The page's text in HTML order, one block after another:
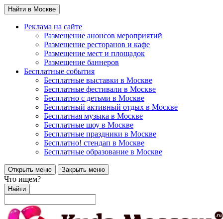
Найти в Москве
Реклама на сайте
Размещение анонсов мероприятий
Размещение ресторанов и кафе
Размещение мест и площадок
Размещение баннеров
Бесплатные события
Бесплатные выставки в Москве
Бесплатные фестивали в Москве
Бесплатно с детьми в Москве
Бесплатный активный отдых в Москве
Бесплатная музыка в Москве
Бесплатные шоу в Москве
Бесплатные праздники в Москве
Бесплатно! стендап в Москве
Бесплатные образование в Москве
Открыть меню Закрыть меню
Что ищем?
Найти